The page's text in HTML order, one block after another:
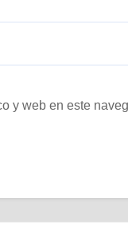
y web en este